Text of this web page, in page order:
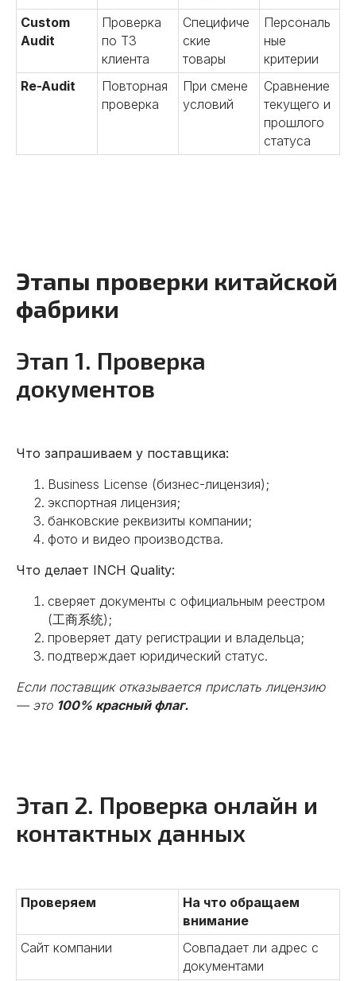
Custom
Audit
Проверка
по ТЗ
клиента
Специфиче
ские
товары
Персональ
ные
критерии
Re-Audit
Повторная
проверка
При смене
условий
Сравнение
текущего и
прошлого
статуса
Этапы проверки китайской
фабрики
Этап 1. Проверка
документов
Что запрашиваем у поставщика:
Business License (бизнес-лицензия);
экспортная лицензия;
банковские реквизиты компании;
фото и видео производства.
Что делает INCH Quality:
сверяет документы с официальным реестром
(工商系统);
проверяет дату регистрации и владельца;
подтверждает юридический статус.
Если поставщик отказывается прислать лицензию
— это 100% красный флаг.
Этап 2. Проверка онлайн и
контактных данных
Проверяем
На что обращаем
внимание
Сайт компании
Совпадает ли адрес с
документами